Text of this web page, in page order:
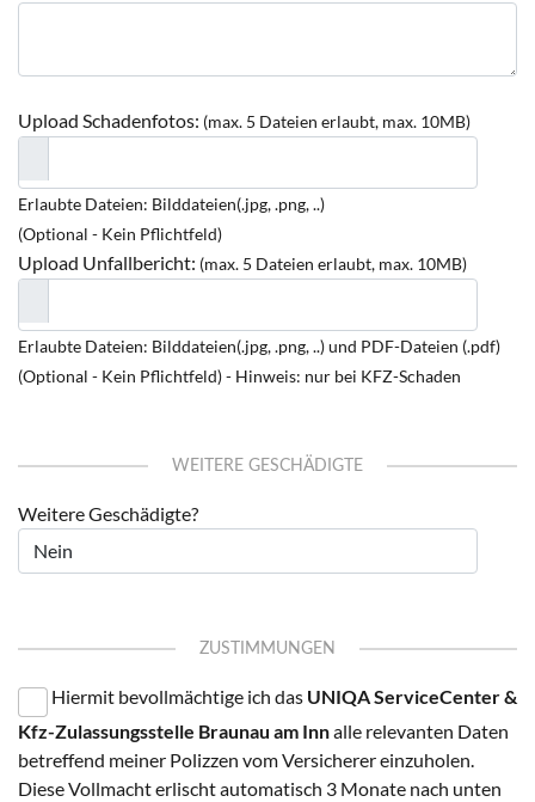
Upload Schadenfotos: (max. 5 Dateien erlaubt, max. 10MB)
Erlaubte Dateien: Bilddateien(.jpg, .png, ..)
(Optional - Kein Pflichtfeld)
Upload Unfallbericht: (max. 5 Dateien erlaubt, max. 10MB)
Erlaubte Dateien: Bilddateien(.jpg, .png, ..) und PDF-Dateien (.pdf)
(Optional - Kein Pflichtfeld) - Hinweis: nur bei KFZ-Schaden
WEITERE GESCHÄDIGTE
Weitere Geschädigte?
ZUSTIMMUNGEN
Hiermit bevollmächtige ich das UNIQA ServiceCenter &
Kfz-Zulassungsstelle Braunau am Innalle relevanten Daten
betreffend meiner Polizzen vom Versicherer einzuholen.
Diese Vollmacht erlischt automatisch 3 Monate nach unten